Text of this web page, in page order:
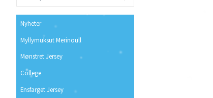
Nyheter
Myllymuksut Merinoull
Mønstret Jersey
College
Ensfarget Jersey